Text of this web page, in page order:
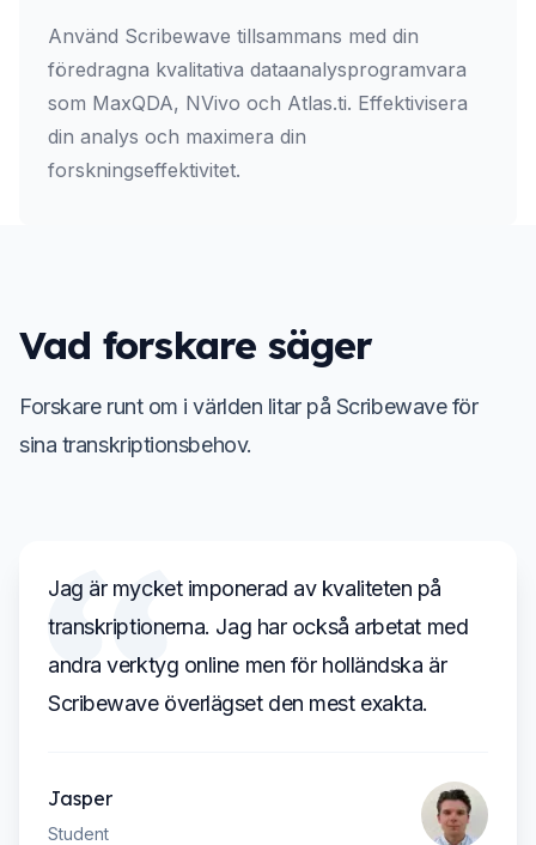
Använd Scribewave tillsammans med din
föredragna kvalitativa dataanalysprogramvara
som MaxQDA, NVivo och Atlas.ti. Effektivisera
din analys och maximera din
forskningseffektivitet.
Vad forskare säger
Forskare runt om i världen litar på Scribewave för
sina transkriptionsbehov.
Jag är mycket imponerad av kvaliteten på
transkriptionerna. Jag har också arbetat med
andra verktyg online men för holländska är
Scribewave överlägset den mest exakta.
Jasper
Student